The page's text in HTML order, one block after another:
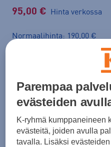
95,00 € Hinta verkossa
Normaalihinta: 190,00 €
Koko
S L XL
Parempaa
evästeiden
K-ryhmä kumppaneineen
evästeitä, joiden avulla
tavalla. Lisäksi